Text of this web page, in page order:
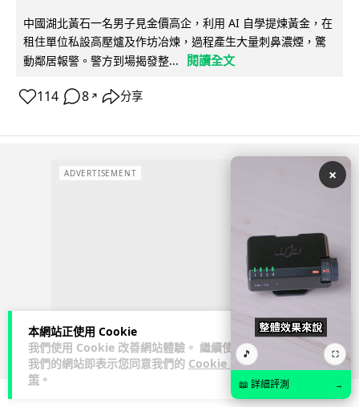
本網站正使用 Cookie
我們使用 Cookie 改善網站體驗。 繼續使用
我們的網站即表示您同意我們的 Cookie 政
策 。
中國湖北黃石一名男子見金價高企，利用 AI 自學提煉黃金，在
租住單位私設高壓爐及作坊冶煉，過程產生大量刺鼻濃煙，驚
動鄰居報警。警方到場揭發整...
閱讀全文
114 8 ↗ 分享
ADVERTISEMENT ×
🎵 ⛶
📖 詳細評測 →